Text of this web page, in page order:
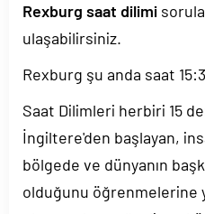
Rexburg saat dilimi
ulaşabilirsiniz.
Rexburg şu anda saat
Saat Dilimleri herbiri 15
İngiltere'den başlayan,
bölgede ve dünyanın
olduğunu öğrenmelerine